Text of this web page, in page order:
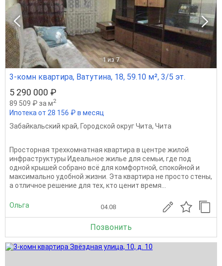
1 из 7
3-комн квартира, Ватутина, 18, 59.10 м², 3/5 эт.
5 290 000 ₽
89 509 ₽ за м2
Ипотека от 28 156 ₽ в месяц
Забайкальский край, Городской округ Чита, Чита
Просторная трехкомнатная квартира в центре жилой
инфраструктуры Идеальное жилье для семьи, где под
одной крышей собрано всё для комфортной, спокойной и
максимально удобной жизни. Эта квартира не просто стены,
а отличное решение для тех, кто ценит время...
Ольга 04.08
Позвонить